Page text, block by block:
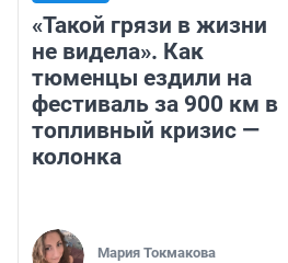
«Такой грязи в жизни
не видела». Как
тюменцы ездили на
фестиваль за 900 км в
топливный кризис —
колонка
Мария Токмакова